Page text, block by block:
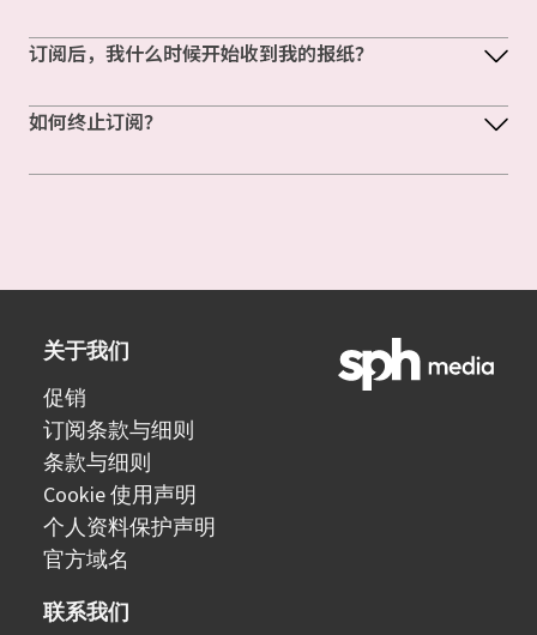
订阅后，我什么时候开始收到我的报纸？
如何终止订阅？
关于我们
促销
订阅条款与细则
条款与细则
Cookie 使用声明
个人资料保护声明
官方域名
联系我们